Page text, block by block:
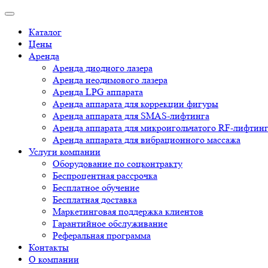
Каталог
Цены
Аренда
Аренда диодного лазера
Аренда неодимового лазера
Аренда LPG аппарата
Аренда аппарата для коррекции фигуры
Аренда аппарата для SMAS-лифтинга
Аренда аппарата для микроигольчатого RF-
Аренда аппарата для вибрационного массажа
Услуги компании
Оборудование по соцконтракту
Беспроцентная рассрочка
Бесплатное обучение
Бесплатная доставка
Маркетинговая поддержка клиентов
Гарантийное обслуживание
Реферальная программа
Контакты
О компании